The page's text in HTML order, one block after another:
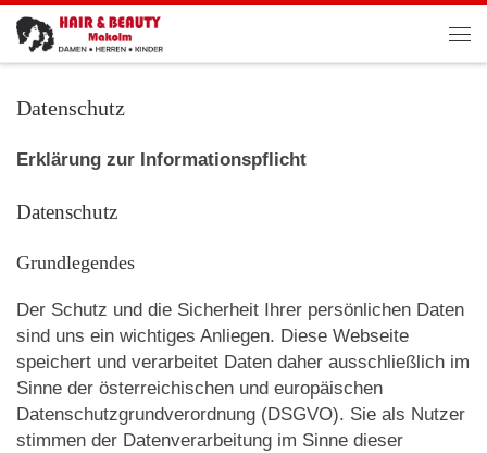
Zum Inhalt springen
Datenschutz
Erklärung zur Informationspflicht
Datenschutz
Grundlegendes
Der Schutz und die Sicherheit Ihrer persönlichen Daten
sind uns ein wichtiges Anliegen. Diese Webseite
speichert und verarbeitet Daten daher ausschließlich im
Sinne der österreichischen und europäischen
Datenschutzgrundverordnung (DSGVO). Sie als Nutzer
stimmen der Datenverarbeitung im Sinne dieser